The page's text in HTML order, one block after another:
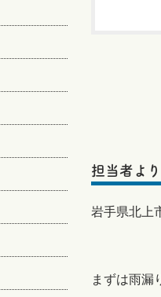
担当者より
岩手県北上
まずは雨漏